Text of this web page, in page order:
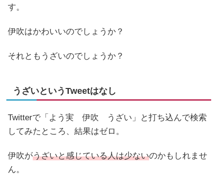
す。
伊吹はかわいいのでしょうか？
それともうざいのでしょうか？
うざいというTweetはなし
Twitterで「よう実 伊吹 うざい」と打ち込んで検索
してみたところ、結果はゼロ。
伊吹がうざいと感じている人は少ないのかもしれませ
ん。